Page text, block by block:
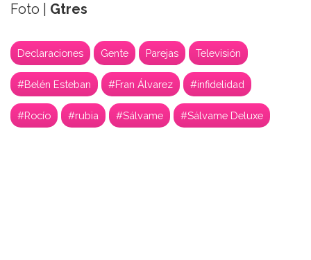
Foto | Gtres
Declaraciones Gente Parejas Televisión
#Belén Esteban #Fran Álvarez #infidelidad
#Rocío #rubia #Sálvame #Sálvame Deluxe